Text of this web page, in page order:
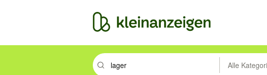
Suchbegriff eingeben. Eingabetaste drücken um zu
Alle